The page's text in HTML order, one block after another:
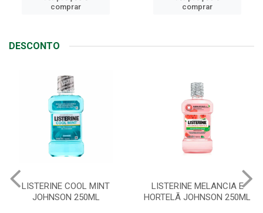
comprar
comprar
DESCONTO
LISTERINE COOL MINT
JOHNSON 250ML
LISTERINE MELANCIA E
HORTELÃ JOHNSON 250ML